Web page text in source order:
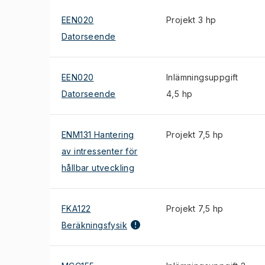
EEN020
Datorseende
Projekt 3 hp
EEN020
Datorseende
Inlämningsuppgift
4,5 hp
ENM131 Hantering
av intressenter för
hållbar utveckling
Projekt 7,5 hp
FKA122
Beräkningsfysik
Projekt 7,5 hp